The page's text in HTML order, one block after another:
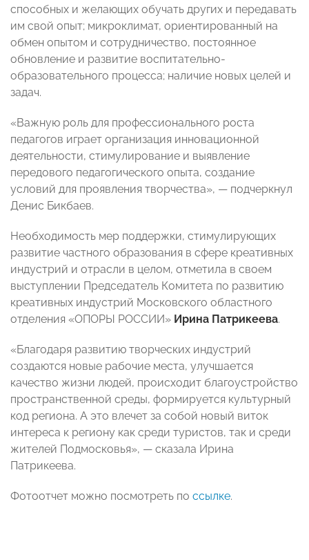
способных и желающих обучать других и передавать
им свой опыт; микроклимат, ориентированный на
обмен опытом и сотрудничество, постоянное
обновление и развитие воспитательно-
образовательного процесса; наличие новых целей и
задач.
«Важную роль для профессионального роста
педагогов играет организация инновационной
деятельности, стимулирование и выявление
передового педагогического опыта, создание
условий для проявления творчества», — подчеркнул
Денис Бикбаев.
Необходимость мер поддержки, стимулирующих
развитие частного образования в сфере креативных
индустрий и отрасли в целом, отметила в своем
выступлении Председатель Комитета по развитию
креативных индустрий Московского областного
отделения «ОПОРЫ РОССИИ» Ирина Патрикеева.
«Благодаря развитию творческих индустрий
создаются новые рабочие места, улучшается
качество жизни людей, происходит благоустройство
пространственной среды, формируется культурный
код региона. А это влечет за собой новый виток
интереса к региону как среди туристов, так и среди
жителей Подмосковья», — сказала Ирина
Патрикеева.
Фотоотчет можно посмотреть по ссылке.